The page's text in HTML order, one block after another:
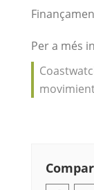
Per a més